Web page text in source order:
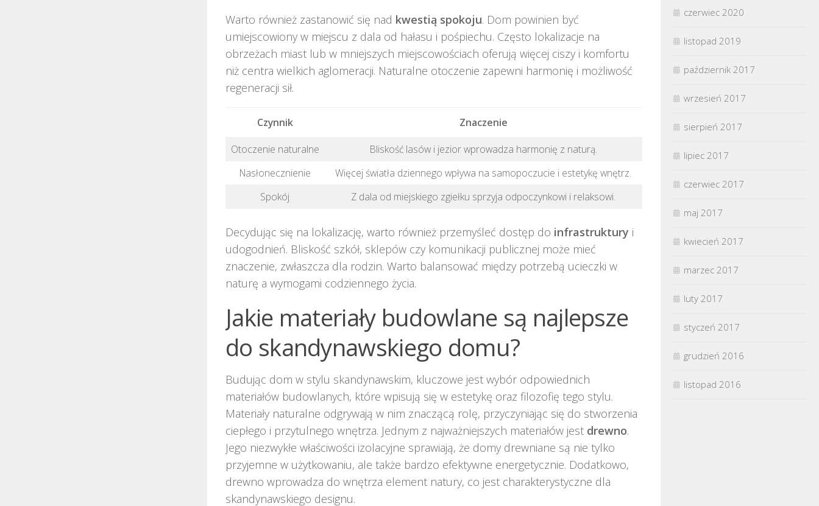
Warto również zastanowić się nad kwestią spokoju. Dom powinien być
umiejscowiony w miejscu z dala od hałasu i pośpiechu. Często lokalizacje na
obrzeżach miast lub w mniejszych miejscowościach oferują więcej ciszy i komfortu
niż centra wielkich aglomeracji. Naturalne otoczenie zapewni harmonię i możliwość
regeneracji sił.
Czynnik
Znaczenie
Otoczenie naturalne
Bliskość lasów i jezior wprowadza harmonię z naturą.
Nasłonecznienie
Więcej światła dziennego wpływa na samopoczucie i estetykę wnętrz.
Spokój
Z dala od miejskiego zgiełku sprzyja odpoczynkowi i relaksowi.
Decydując się na lokalizację, warto również przemyśleć dostęp do infrastruktury i
udogodnień. Bliskość szkół, sklepów czy komunikacji publicznej może mieć
znaczenie, zwłaszcza dla rodzin. Warto balansować między potrzebą ucieczki w
naturę a wymogami codziennego życia.
Jakie materiały budowlane są najlepsze
do skandynawskiego domu?
Budując dom w stylu skandynawskim, kluczowe jest wybór odpowiednich
materiałów budowlanych, które wpisują się w estetykę oraz filozofię tego stylu.
Materiały naturalne odgrywają w nim znaczącą rolę, przyczyniając się do stworzenia
ciepłego i przytulnego wnętrza. Jednym z najważniejszych materiałów jest drewno.
Jego niezwykłe właściwości izolacyjne sprawiają, że domy drewniane są nie tylko
przyjemne w użytkowaniu, ale także bardzo efektywne energetycznie. Dodatkowo,
drewno wprowadza do wnętrza element natury, co jest charakterystyczne dla
skandynawskiego designu.
czerwiec 2020
listopad 2019
październik 2017
wrzesień 2017
sierpień 2017
lipiec 2017
czerwiec 2017
maj 2017
kwiecień 2017
marzec 2017
luty 2017
styczeń 2017
grudzień 2016
listopad 2016